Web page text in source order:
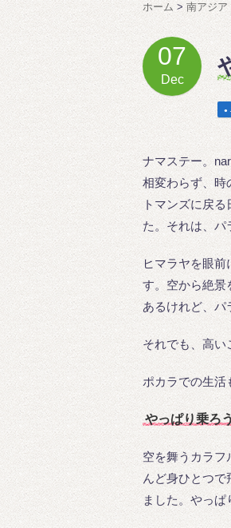
ホーム > 南アジア
07
Dec
ナマステー。
相変わらず、時
トマンズに戻
た。それは、パ
ヒマラヤを眼
す。空から絶景
あるけれど、パ
それでも、高
ポカラでの生活
やっぱり乗ろ
空を舞うカラフ
んど身ひとつ
ました。やっ